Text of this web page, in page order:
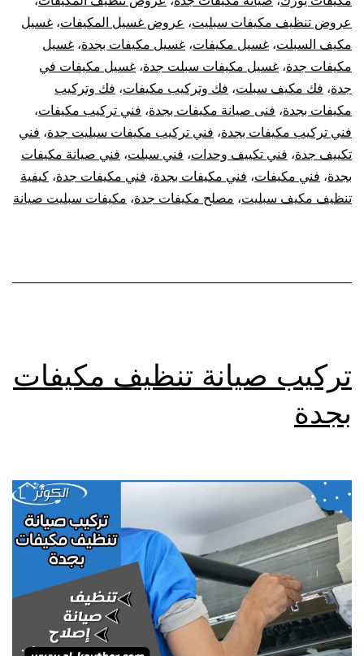
عروض تنظيف مكيفات سبليت، عروض غسيل المكيفات، غسيل
مكيف السبلت، غسيل مكيفات، غسيل مكيفات بجدة، غسيل
مكيفات جدة، غسيل مكيفات سبلت جدة، غسيل مكيفات في
جدة، فك مكيف سبلت، فك وتركيب مكيفات، فك وتركيب
مكيفات بجدة، فنى صيانة مكيفات بجدة، فني تركيب مكيفات،
فني تركيب مكيفات بجدة، فني تركيب مكيفات سبليت جدة، فني
تكييف جدة، فني تكييف وحدات، فني سبلت، فني صيانة مكيفات
بجدة، فني مكيفات، فني مكيفات بجدة، فني مكيفات جدة، كيفية
تنظيف مكيف سبليت، مصلح مكيفات جدة، مكيفات سبليت صيانة
تركيب صيانة تنظيف مكيفات
بجدة